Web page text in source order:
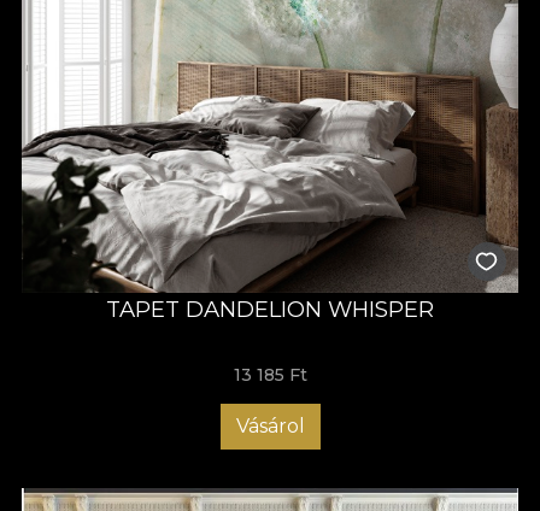
TAPET DANDELION WHISPER
13 185 Ft
Vásárol